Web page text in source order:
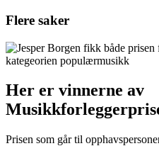
Flere saker
Her er vinnerne av
Prisen som går til